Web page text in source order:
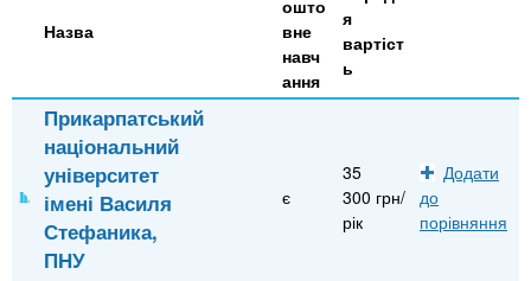
n
t
s
.
Онлайн курси
Назва
ошто
вне
навч
ання
я
вартіст
ь
Прикарпатський
національний
університет
імені Василя
Стефаника,
ПНУ
є
35
300 грн/
рік
Додати
до
порівняння